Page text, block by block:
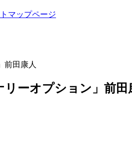
マップページ
前田康人
リーオプション」前田